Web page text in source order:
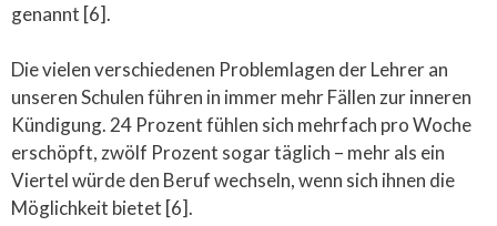
genannt [6].
Die vielen verschiedenen Problemlagen der Lehrer an
unseren Schulen führen in immer mehr Fällen zur inneren
Kündigung. 24 Prozent fühlen sich mehrfach pro Woche
erschöpft, zwölf Prozent sogar täglich – mehr als ein
Viertel würde den Beruf wechseln, wenn sich ihnen die
Möglichkeit bietet [6].